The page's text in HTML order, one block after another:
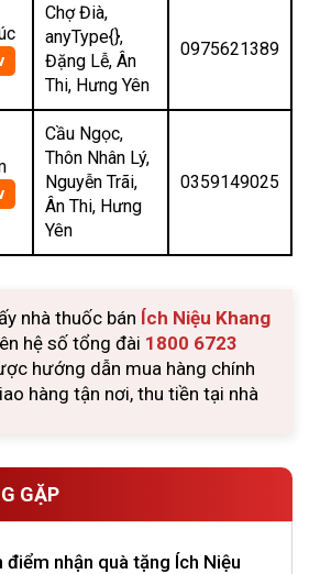
Chợ Đià,
anyType{},
Đặng Lễ, Ân
Thi, Hưng Yên
0975621389
Cầu Ngọc,
Thôn Nhân Lý,
Nguyễn Trãi,
Ân Thi, Hưng
Yên
0359149025
nhà thuốc bán Ích Niệu Khang
hệ số tổng đài 1800 6723
hướng dẫn mua hàng chính
hàng tận nơi, thu tiền tại nhà
GẶP
điểm nhận quà tặng Ích Niệu